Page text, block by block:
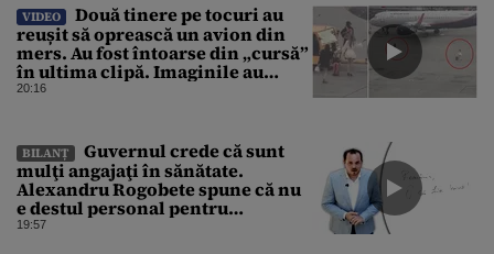
VIDEO
Două tinere pe tocuri au
reușit să oprească un avion din
mers. Au fost întoarse din „cursă”
în ultima clipă. Imaginile au
devenit virale
20:16
BILANȚ
Guvernul crede că sunt
mulţi angajaţi în sănătate.
Alexandru Rogobete spune că nu
e destul personal pentru
combaterea infecţiilor
19:57